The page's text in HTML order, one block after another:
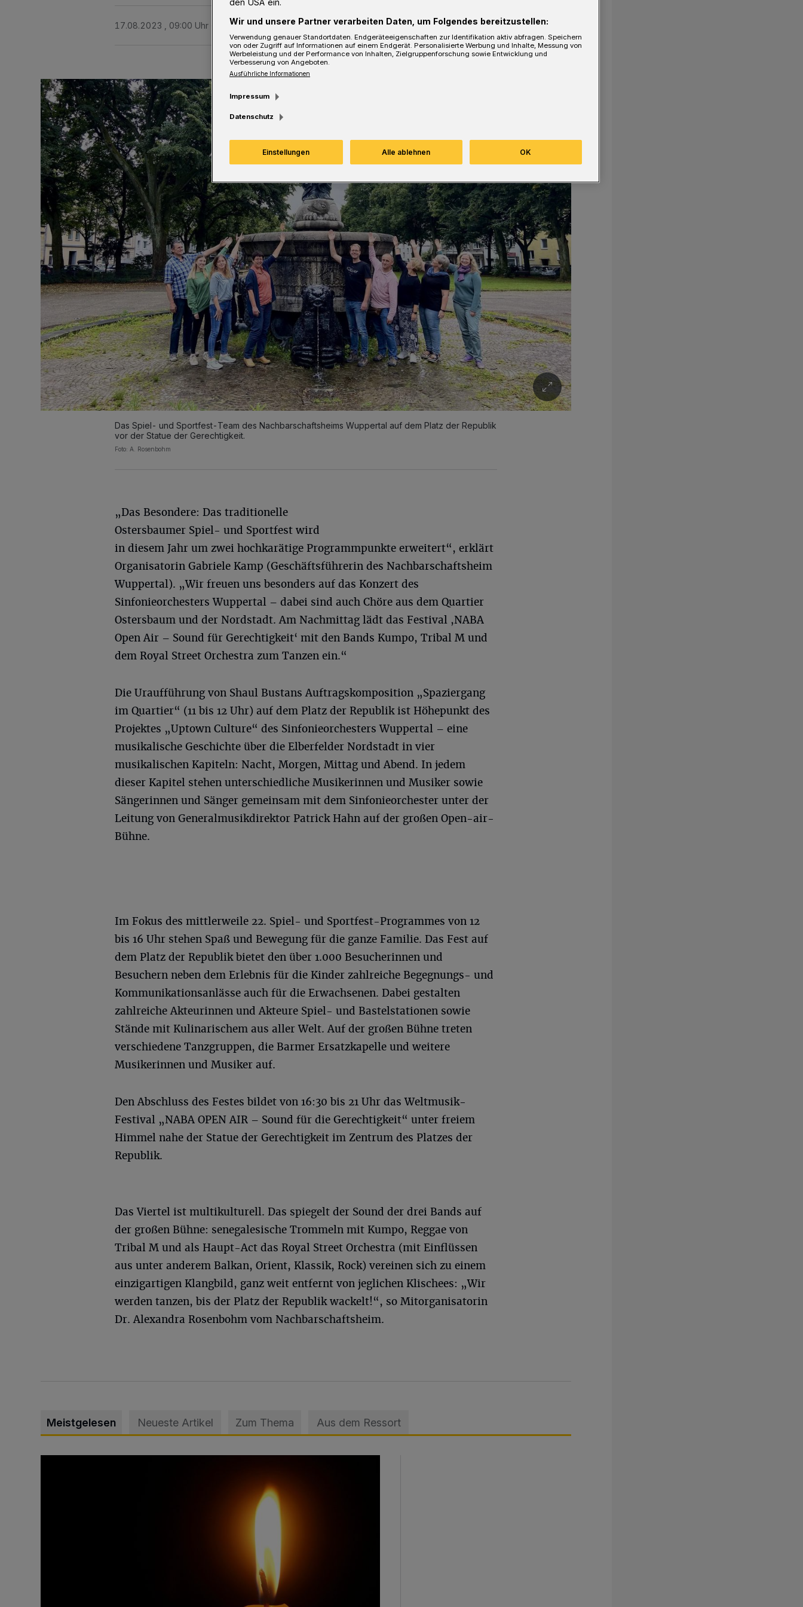
17.08.2023 , 09:00 Uhr 2 Minuten Lesezeit
Das Spiel- und Sportfest-Team des Nachbarschaftsheims Wuppertal auf dem Platz der Republik
vor der Statue der Gerechtigkeit.
Foto: A. Rosenbohm
„Das Besondere: Das traditionelle
Ostersbaumer Spiel- und Sportfest wird
in diesem Jahr um zwei hochkarätige Programmpunkte erweitert“, erklärt
Organisatorin Gabriele Kamp (Geschäftsführerin des Nachbarschaftsheim
Wuppertal). „Wir freuen uns besonders auf das Konzert des
Sinfonieorchesters Wuppertal – dabei sind auch Chöre aus dem Quartier
Ostersbaum und der Nordstadt. Am Nachmittag lädt das Festival ,NABA
Open Air – Sound für Gerechtigkeit‘ mit den Bands Kumpo, Tribal M und
dem Royal Street Orchestra zum Tanzen ein.“
Die Uraufführung von Shaul Bustans Auftragskomposition „Spaziergang
im Quartier“ (11 bis 12 Uhr) auf dem Platz der Republik ist Höhepunkt des
Projektes „Uptown Culture“ des Sinfonieorchesters Wuppertal – eine
musikalische Geschichte über die Elberfelder Nordstadt in vier
musikalischen Kapiteln: Nacht, Morgen, Mittag und Abend. In jedem
dieser Kapitel stehen unterschiedliche Musikerinnen und Musiker sowie
Sängerinnen und Sänger gemeinsam mit dem Sinfonieorchester unter der
Leitung von Generalmusikdirektor Patrick Hahn auf der großen Open-air-
Bühne.
Im Fokus des mittlerweile 22. Spiel- und Sportfest-Programmes von 12
bis 16 Uhr stehen Spaß und Bewegung für die ganze Familie. Das Fest auf
dem Platz der Republik bietet den über 1.000 Besucherinnen und
Besuchern neben dem Erlebnis für die Kinder zahlreiche Begegnungs- und
Kommunikationsanlässe auch für die Erwachsenen. Dabei gestalten
zahlreiche Akteurinnen und Akteure Spiel- und Bastelstationen sowie
Stände mit Kulinarischem aus aller Welt. Auf der großen Bühne treten
verschiedene Tanzgruppen, die Barmer Ersatzkapelle und weitere
Musikerinnen und Musiker auf.
Den Abschluss des Festes bildet von 16:30 bis 21 Uhr das Weltmusik-
Festival „NABA OPEN AIR – Sound für die Gerechtigkeit“ unter freiem
Himmel nahe der Statue der Gerechtigkeit im Zentrum des Platzes der
Republik.
Das Viertel ist multikulturell. Das spiegelt der Sound der drei Bands auf
der großen Bühne: senegalesische Trommeln mit Kumpo, Reggae von
Tribal M und als Haupt-Act das Royal Street Orchestra (mit Einflüssen
aus unter anderem Balkan, Orient, Klassik, Rock) vereinen sich zu einem
einzigartigen Klangbild, ganz weit entfernt von jeglichen Klischees: „Wir
werden tanzen, bis der Platz der Republik wackelt!“, so Mitorganisatorin
Dr. Alexandra Rosenbohm vom Nachbarschaftsheim.
Meistgelesen Neueste Artikel Zum Thema Aus dem Ressort
den USA ein.
Wir und unsere Partner verarbeiten Daten, um Folgendes bereitzustellen:
Verwendung genauer Standortdaten. Endgeräteeigenschaften zur Identifikation aktiv abfragen. Speichern
von oder Zugriff auf Informationen auf einem Endgerät. Personalisierte Werbung und Inhalte, Messung von
Werbeleistung und der Performance von Inhalten, Zielgruppenforschung sowie Entwicklung und
Verbesserung von Angeboten.
Ausführliche Informationen
Impressum
Datenschutz
Einstellungen Alle ablehnen OK